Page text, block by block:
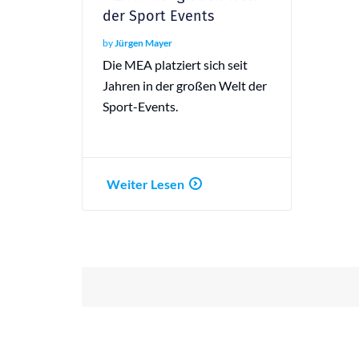
der Sport Events
by Jürgen Mayer
Die MEA platziert sich seit
Jahren in der großen Welt der
Sport-Events.
Weiter Lesen